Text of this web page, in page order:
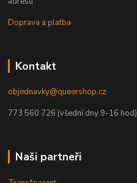
Doprava a platba
Kontakt
objednavky@queershop.cz
773 560 726 (všední dny 9-16 hod)
Naši partneři